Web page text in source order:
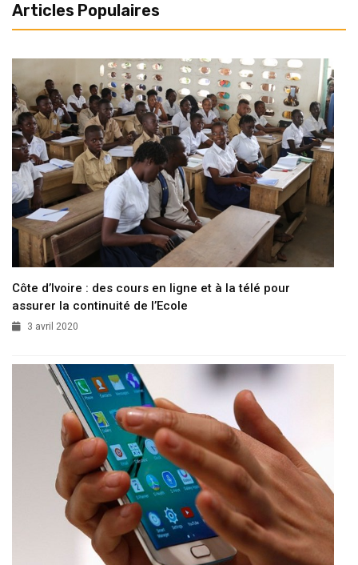
Articles Populaires
Côte d’Ivoire : des cours en ligne et à la télé pour
assurer la continuité de l’Ecole
3 avril 2020